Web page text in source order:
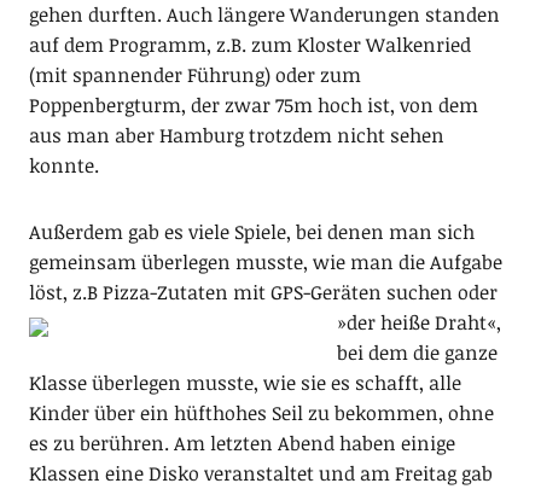
gehen durften. Auch längere Wanderungen standen
auf dem Programm, z.B. zum Kloster Walkenried
(mit spannender Führung) oder zum
Poppenbergturm, der zwar 75m hoch ist, von dem
aus man aber Hamburg trotzdem nicht sehen
konnte.
Außerdem gab es viele Spiele, bei denen man sich
gemeinsam überlegen musste, wie man die Aufgabe
löst, z.B Pizza-Zutaten mit GPS-Geräten suchen oder
»der heiße Draht«,
bei dem die ganze
Klasse überlegen musste, wie sie es schafft, alle
Kinder über ein hüfthohes Seil zu bekommen, ohne
es zu berühren. Am letzten Abend haben einige
Klassen eine Disko veranstaltet und am Freitag gab